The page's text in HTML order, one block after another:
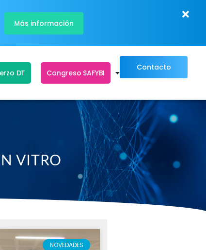
Más información
DT Congreso SAFYBI
Contacto
VITRO
NOVEDADES